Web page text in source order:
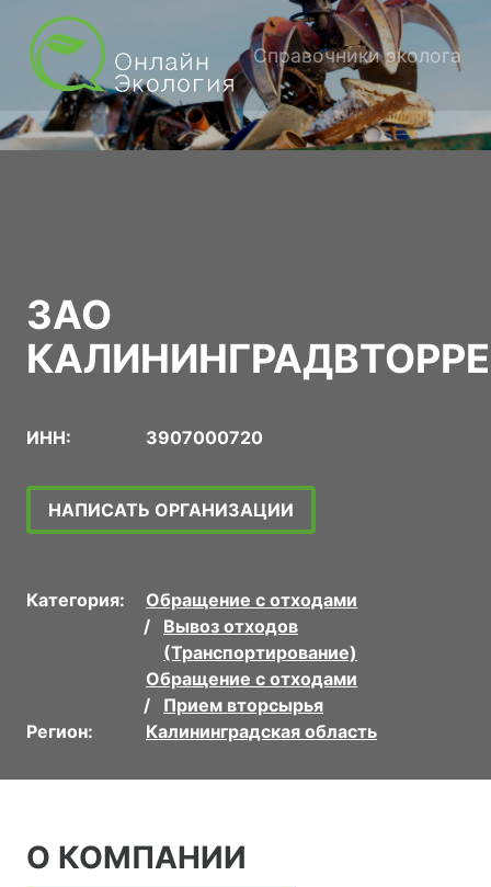
Справочники эколога
ЗАО
ИНН: 3907000720
НАПИСАТЬ ОРГАНИЗАЦИИ
Категория:
Обращение с отходами
Вывоз отходов
(Транспортирование)
Обращение с отходами
Прием вторсырья
Регион:
Калининградская область
О КОМПАНИИ